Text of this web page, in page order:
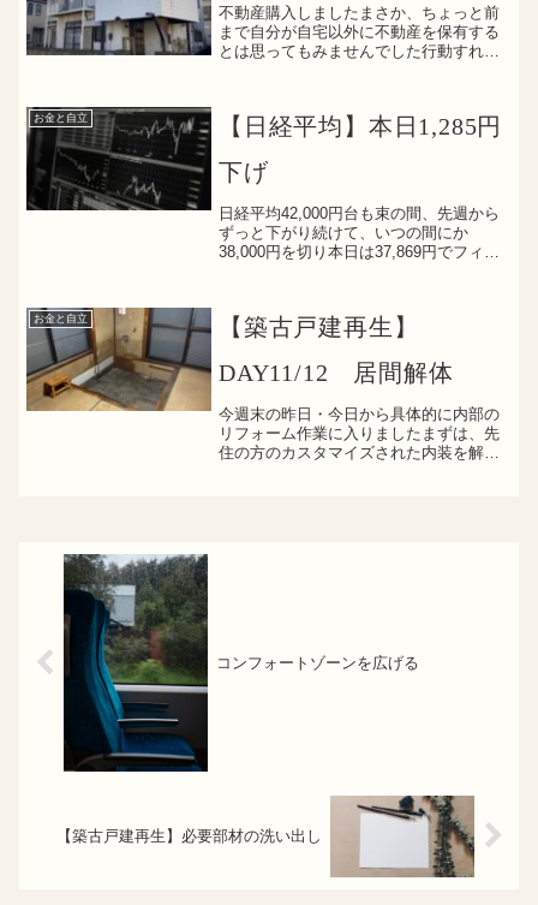
不動産購入しましたまさか、ちょっと前
まで自分が自宅以外に不動産を保有する
とは思ってもみませんでした行動すれば
産屋さんに伺って重説の...
お金と自立
【日経平均】本日1,285円
下げ
日経平均42,000円台も束の間、先週から
ずっと下がり続けて、いつの間にか
38,000円を切り本日は37,869円でフィニ
一過性...
お金と自立
【築古戸建再生】
DAY11/12 居間解体
今週末の昨日・今日から具体的に内部の
リフォーム作業に入りましたまずは、先
住の方のカスタマイズされた内装を解体
コンフォートゾーンを広げる
【築古戸建再生】必要部材の洗い出し